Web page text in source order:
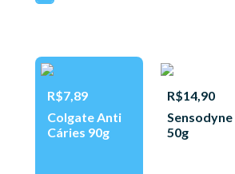
R$7,89
Colgate Anti
Cáries 90g
R$14,90
Sensodyne
50g